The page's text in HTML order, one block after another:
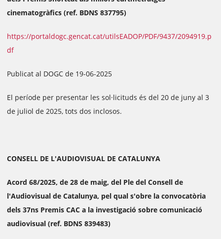
cinematogràfics (ref. BDNS 837795)
https://portaldogc.gencat.cat/utilsEADOP/PDF/9437/2094919.p
df
Publicat al DOGC de 19-06-2025
El període per presentar les sol·licituds és del 20 de juny al 3
de juliol de 2025, tots dos inclosos.
CONSELL DE L'AUDIOVISUAL DE CATALUNYA
Acord 68/2025, de 28 de maig, del Ple del Consell de
l'Audiovisual de Catalunya, pel qual s'obre la convocatòria
dels 37ns Premis CAC a la investigació sobre comunicació
audiovisual (ref. BDNS 839483)